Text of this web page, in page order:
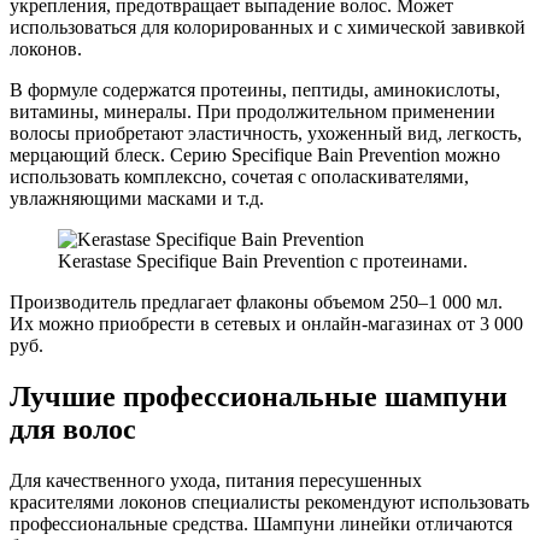
укрепления, предотвращает выпадение волос. Может
использоваться для колорированных и с химической завивкой
локонов.
В формуле содержатся протеины, пептиды, аминокислоты,
витамины, минералы. При продолжительном применении
волосы приобретают эластичность, ухоженный вид, легкость,
мерцающий блеск. Серию Specifique Bain Prevention можно
использовать комплексно, сочетая с ополаскивателями,
увлажняющими масками и т.д.
Kerastase Specifique Bain Prevention с протеинами.
Производитель предлагает флаконы объемом 250–1 000 мл.
Их можно приобрести в сетевых и онлайн-магазинах от 3 000
руб.
Лучшие профессиональные шампуни
для волос
Для качественного ухода, питания пересушенных
красителями локонов специалисты рекомендуют использовать
профессиональные средства. Шампуни линейки отличаются